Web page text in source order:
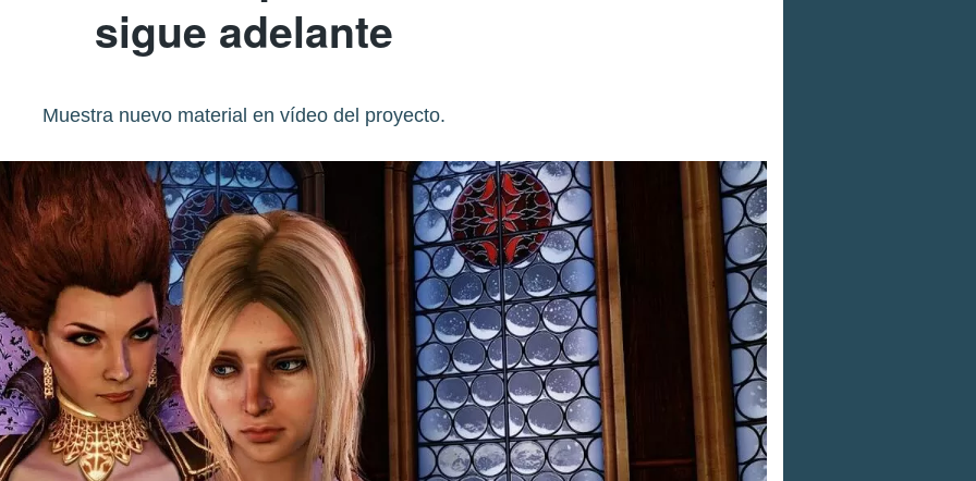
sigue adelante
Muestra nuevo material en vídeo del proyecto.